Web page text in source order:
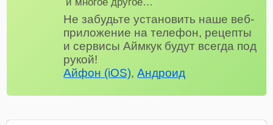
Не забудьте установить наше веб-
приложение на телефон, рецепты
и сервисы Аймкук будут всегда под
рукой!
Айфон (iOS),Андроид